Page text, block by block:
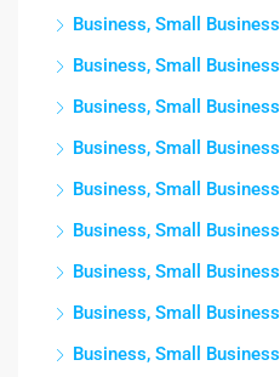
Business, Small Business
Business, Small Business
Business, Small Business
Business, Small Business
Business, Small Business
Business, Small Business
Business, Small Business
Business, Small Business
Business, Small Business